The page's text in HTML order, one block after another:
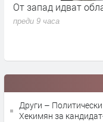
Премиерът Радев:
въздушно
Други –
Хекимян за